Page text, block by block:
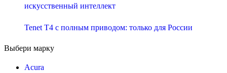
искусственный интеллект
Tenet T4 с полным приводом: только для России
Выбери марку
Acura